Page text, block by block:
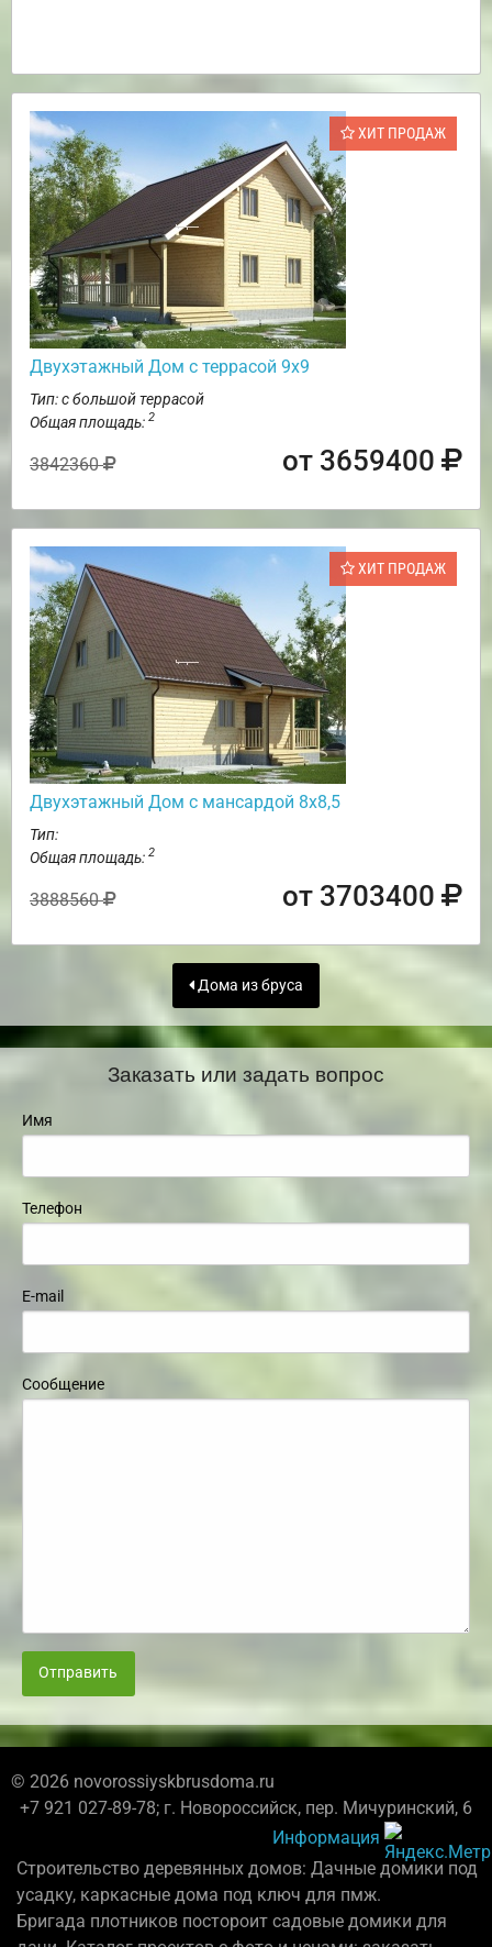
ХИТ ПРОДАЖ
Двухэтажный Дом с террасой 9х9
Тип: с большой террасой
Общая площадь: 2
3842360 от 3659400
ХИТ ПРОДАЖ
Двухэтажный Дом с мансардой 8х8,5
Тип:
Общая площадь: 2
3888560 от 3703400
Дома из бруса
Заказать или задать вопрос
Имя
Телефон
E-mail
Сообщение
Отправить
© 2026 novorossiyskbrusdoma.ru
+7 921 027-89-78; г. Новороссийск, пер. Мичуринский, 6
Информация
Строительство деревянных домов: Дачные домики под
усадку, каркасные дома под ключ для пмж.
Бригада плотников постороит садовые домики для